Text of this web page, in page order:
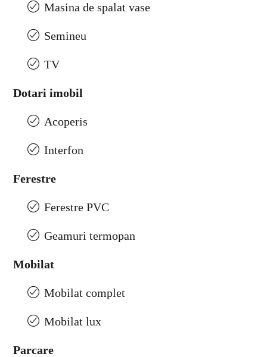
Masina de spalat vase
Semineu
TV
Dotari imobil
Acoperis
Interfon
Ferestre
Ferestre PVC
Geamuri termopan
Mobilat
Mobilat complet
Mobilat lux
Parcare